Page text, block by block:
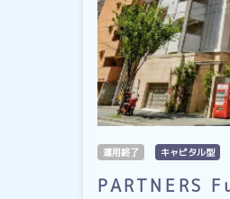
運用終了 キャピタル型
PARTNERS